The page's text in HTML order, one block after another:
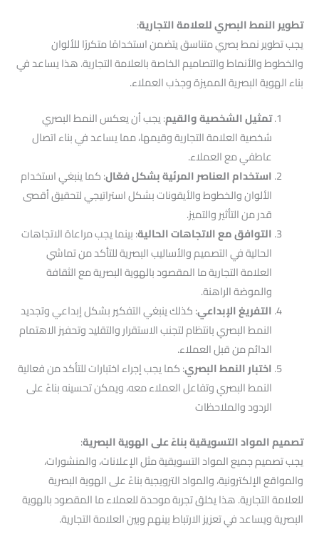
تطوير النمط البصري للعلامة التجارية:
يجب تطوير نمط بصري متناسق يتضمن استخدامًا متكررًا للألوان
والخطوط والأنماط والتصاميم الخاصة بالعلامة التجارية. هذا يساعد في
بناء الهوية البصرية المميزة وجذب العملاء.
تمثيل الشخصية والقيم: يجب أن يعكس النمط البصري
شخصية العلامة التجارية وقيمها، مما يساعد في بناء اتصال
عاطفي مع العملاء.
استخدام العناصر المرئية بشكل فعّال: كما ينبغي استخدام
الألوان والخطوط والأيقونات بشكل استراتيجي لتحقيق أقصى
قدر من التأثير والتميز.
التوافق مع الاتجاهات الحالية: بينما يجب مراعاة الاتجاهات
الحالية في التصميم والأساليب البصرية للتأكد من تماشي
العلامة التجارية ما المقصود بالهوية البصرية مع الثقافة
والموضة الراهنة.
التفريغ الإبداعي: كذلك ينبغي التفكير بشكل إبداعي وتجديد
النمط البصري بانتظام لتجنب الاستقرار والتقليد وتحفيز الاهتمام
الدائم من قبل العملاء.
اختبار النمط البصري: كما يجب إجراء اختبارات للتأكد من فعالية
النمط البصري وتفاعل العملاء معه، ويمكن تحسينه بناءً على
الردود والملاحظات
تصميم المواد التسويقية بناءً على الهوية البصرية:
يجب تصميم جميع المواد التسويقية مثل الإعلانات، والمنشورات،
والمواقع الإلكترونية، والمواد الترويجية بناءً على الهوية البصرية
للعلامة التجارية. هذا يخلق تجربة موحدة للعملاء ما المقصود بالهوية
البصرية ويساعد في تعزيز الارتباط بينهم وبين العلامة التجارية.